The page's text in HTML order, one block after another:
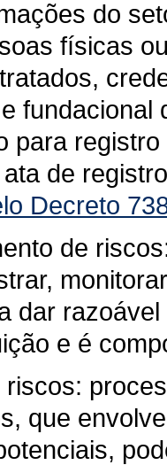
do
físicas
para
de
Decreto
de
dar
e é
riscos:
que